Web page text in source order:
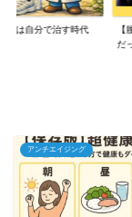
痛は自分で治す時代
だ
アンチエイジング